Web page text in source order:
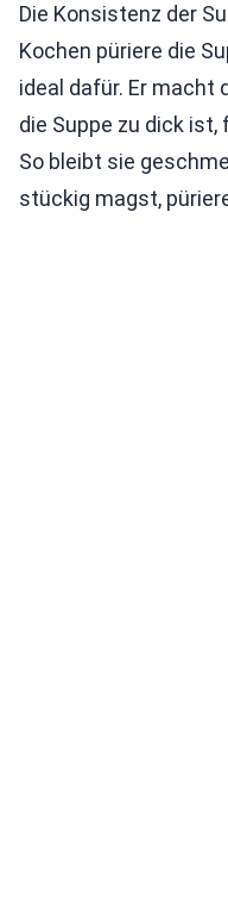
Die Konsistenz der
Kochen püriere die
ideal dafür. Er macht
die Suppe zu dick
So bleibt sie
stückig magst,